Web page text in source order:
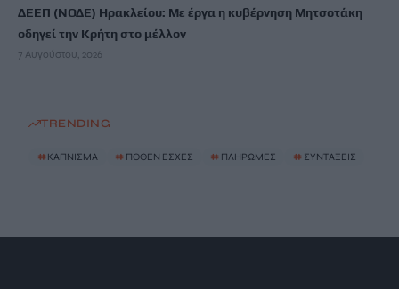
ΔΕΕΠ (ΝΟΔΕ) Ηρακλείου: Με έργα η κυβέρνηση Μητσοτάκη
οδηγεί την Κρήτη στο μέλλον
7 Αυγούστου, 2026
TRENDING
# ΚΑΠΝΙΣΜΑ # ΠΟΘΕΝ ΕΣΧΕΣ # ΠΛΗΡΩΜΕΣ # ΣΥΝΤΑΞΕΙΣ